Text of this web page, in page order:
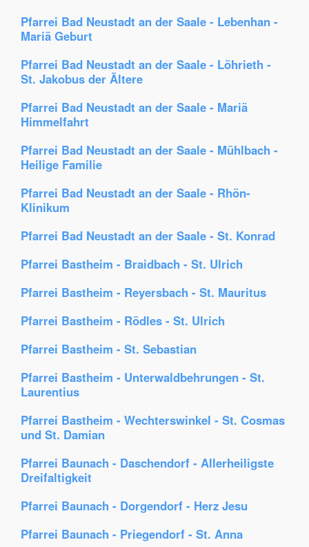
Pfarrei Bad Neustadt an der Saale - Lebenhan -
Mariä Geburt
Pfarrei Bad Neustadt an der Saale - Löhrieth -
St. Jakobus der Ältere
Pfarrei Bad Neustadt an der Saale - Mariä
Himmelfahrt
Pfarrei Bad Neustadt an der Saale - Mühlbach -
Heilige Familie
Pfarrei Bad Neustadt an der Saale - Rhön-
Klinikum
Pfarrei Bad Neustadt an der Saale - St. Konrad
Pfarrei Bastheim - Braidbach - St. Ulrich
Pfarrei Bastheim - Reyersbach - St. Mauritus
Pfarrei Bastheim - Rödles - St. Ulrich
Pfarrei Bastheim - St. Sebastian
Pfarrei Bastheim - Unterwaldbehrungen - St.
Laurentius
Pfarrei Bastheim - Wechterswinkel - St. Cosmas
und St. Damian
Pfarrei Baunach - Daschendorf - Allerheiligste
Dreifaltigkeit
Pfarrei Baunach - Dorgendorf - Herz Jesu
Pfarrei Baunach - Priegendorf - St. Anna